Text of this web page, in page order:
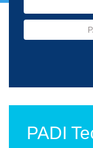
PADI